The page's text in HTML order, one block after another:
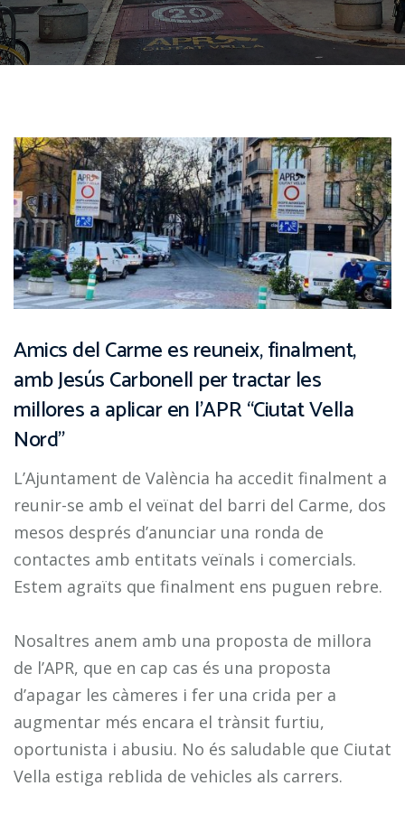
Amics del Carme es reuneix, finalment,
amb Jesús Carbonell per tractar les
millores a aplicar en l’APR “Ciutat Vella
Nord”
L’Ajuntament de València ha accedit finalment a
reunir-se amb el veïnat del barri del Carme, dos
mesos després d’anunciar una ronda de
contactes amb entitats veïnals i comercials.
Estem agraïts que finalment ens puguen rebre.
Nosaltres anem amb una proposta de millora
de l’APR, que en cap cas és una proposta
d’apagar les càmeres i fer una crida per a
augmentar més encara el trànsit furtiu,
oportunista i abusiu. No és saludable que Ciutat
Vella estiga reblida de vehicles als carrers.